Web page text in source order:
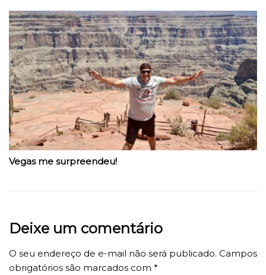
Vegas me surpreendeu!
Deixe um comentário
O seu endereço de e-mail não será publicado. Campos
obrigatórios são marcados com *